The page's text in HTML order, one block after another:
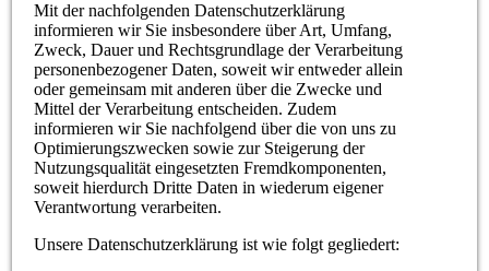
Mit der nachfolgenden Datenschutzerklärung
informieren wir Sie insbesondere über Art, Umfang,
Zweck, Dauer und Rechtsgrundlage der Verarbeitung
personenbezogener Daten, soweit wir entweder allein
oder gemeinsam mit anderen über die Zwecke und
Mittel der Verarbeitung entscheiden. Zudem
informieren wir Sie nachfolgend über die von uns zu
Optimierungszwecken sowie zur Steigerung der
Nutzungsqualität eingesetzten Fremdkomponenten,
soweit hierdurch Dritte Daten in wiederum eigener
Verantwortung verarbeiten.
Unsere Datenschutzerklärung ist wie folgt gegliedert: